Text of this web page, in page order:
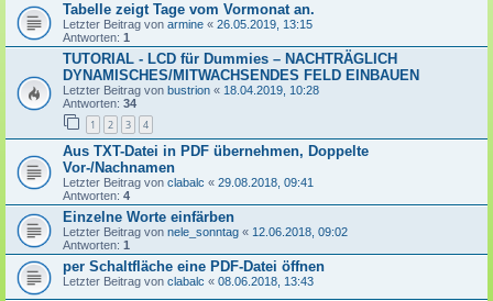
Tabelle zeigt Tage vom Vormonat an.
Letzter Beitrag von armine « 26.05.2019, 13:15
Antworten: 1
TUTORIAL - LCD für Dummies – NACHTRÄGLICH
DYNAMISCHES/MITWACHSENDES FELD EINBAUEN
Letzter Beitrag von bustrion « 18.04.2019, 10:28
Antworten: 34
1 2 3 4
Aus TXT-Datei in PDF übernehmen, Doppelte
Vor-/Nachnamen
Letzter Beitrag von clabalc « 29.08.2018, 09:41
Antworten: 4
Einzelne Worte einfärben
Letzter Beitrag von nele_sonntag « 12.06.2018, 09:02
Antworten: 1
per Schaltfläche eine PDF-Datei öffnen
Letzter Beitrag von clabalc « 08.06.2018, 13:43